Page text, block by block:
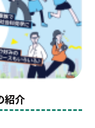
紹介